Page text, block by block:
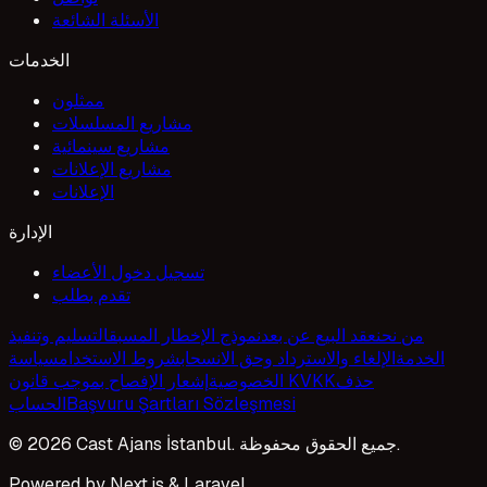
الأسئلة الشائعة
الخدمات
ممثلون
مشاريع المسلسلات
مشاريع سينمائية
مشاريع الإعلانات
الإعلانات
الإدارة
تسجيل دخول الأعضاء
تقدم بطلب
من نحنعقد البيع عن بعدنموذج الإخطار المسبقالتسليم وتنفيذ
الخدمةالإلغاء والاسترداد وحق الانسحابشروط الاستخدامسياسة
الخصوصية إشعار الإفصاح بموجب قانون KVKKحذف
الحسابBaşvuru Şartları Sözleşmesi
© 2026 Cast Ajans İstanbul. جميع الحقوق محفوظة.